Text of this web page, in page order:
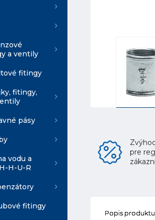
a ventily
fitingy
fitingy,
pásy
vodu a
H-U-R
fitingy
pre
Popis